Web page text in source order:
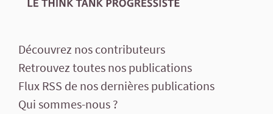
Découvrez nos contributeurs
Retrouvez toutes nos publications
Flux RSS de nos dernières publications
Qui sommes-nous ?